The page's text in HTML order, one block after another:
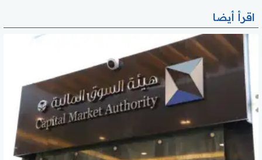
اقرأ أيضا